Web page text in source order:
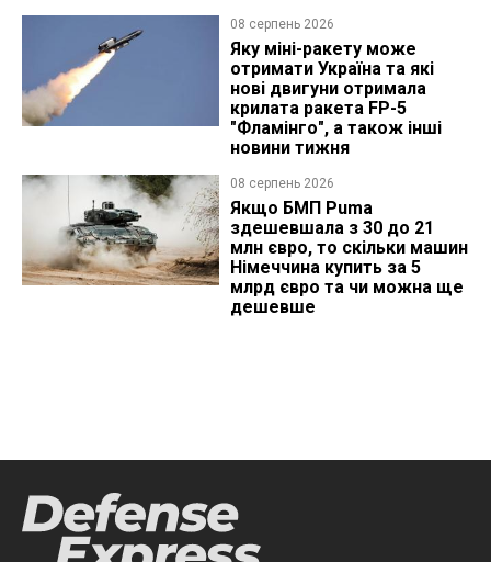
08 серпень 2026
Яку міні-ракету може
отримати Україна та які
нові двигуни отримала
крилата ракета FP-5
"Фламінго", а також інші
новини тижня
08 серпень 2026
Якщо БМП Puma
здешевшала з 30 до 21
млн євро, то скільки машин
Німеччина купить за 5
млрд євро та чи можна ще
дешевше